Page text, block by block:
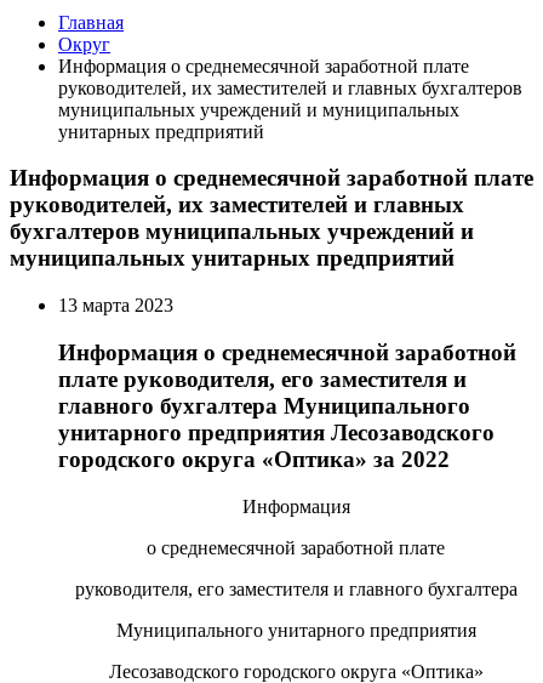
Главная
Округ
Информация о среднемесячной заработной плате
руководителей, их заместителей и главных бухгалтеров
муниципальных учреждений и муниципальных
унитарных предприятий
Информация о среднемесячной заработной плате
руководителей, их заместителей и главных
бухгалтеров муниципальных учреждений и
муниципальных унитарных предприятий
13 марта 2023
Информация о среднемесячной заработной
плате руководителя, его заместителя и
главного бухгалтера Муниципального
унитарного предприятия Лесозаводского
городского округа «Оптика» за 2022
Информация
о среднемесячной заработной плате
руководителя, его заместителя и главного бухгалтера
Муниципального унитарного предприятия
Лесозаводского городского округа «Оптика»